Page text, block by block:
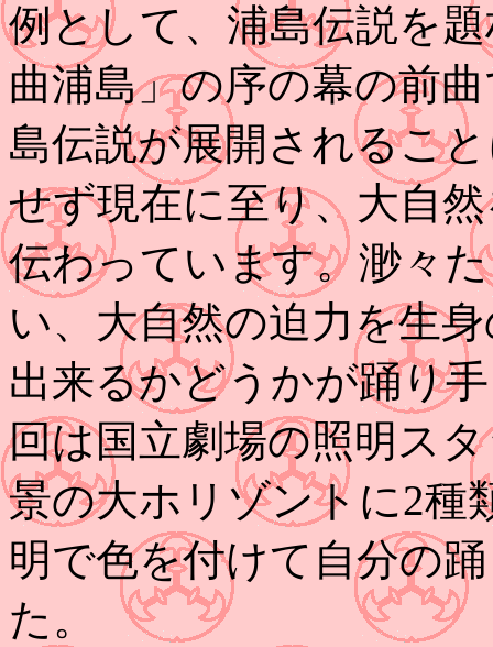
例として、浦島伝説を
曲浦島」の序の幕の前
島伝説が展開されるこ
せず現在に至り、大自
伝わっています。渺々
い、大自然の迫力を生
出来るかどうかが踊り
回は国立劇場の照明ス
景の大ホリゾントに2種
明で色を付けて自分の
た。